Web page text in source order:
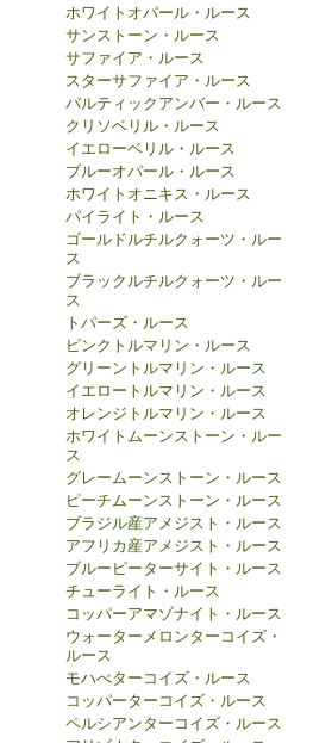
ホワイトオパール・ルース
サンストーン・ルース
サファイア・ルース
スターサファイア・ルース
バルティックアンバー・ルース
クリソベリル・ルース
イエローベリル・ルース
ブルーオパール・ルース
ホワイトオニキス・ルース
パイライト・ルース
ゴールドルチルクォーツ・ルー
ス
ブラックルチルクォーツ・ルー
ス
トパーズ・ルース
ピンクトルマリン・ルース
グリーントルマリン・ルース
イエロートルマリン・ルース
オレンジトルマリン・ルース
ホワイトムーンストーン・ルー
ス
グレームーンストーン・ルース
ピーチムーンストーン・ルース
ブラジル産アメジスト・ルース
アフリカ産アメジスト・ルース
ブルーピーターサイト・ルース
チューライト・ルース
コッパーアマゾナイト・ルース
ウォーターメロンターコイズ・
ルース
モハべターコイズ・ルース
コッパーターコイズ・ルース
ペルシアンターコイズ・ルース